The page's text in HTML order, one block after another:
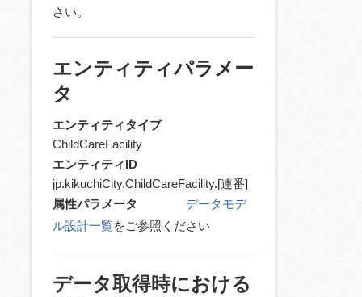
さい。
エンティティパラメー
タ
エンティティタイプ
ChildCareFacility
エンティティID
jp.kikuchiCity.ChildCareFacility.[連番]
属性パラメータ
データモデ
ル設計一覧をご参照ください
データ取得時における